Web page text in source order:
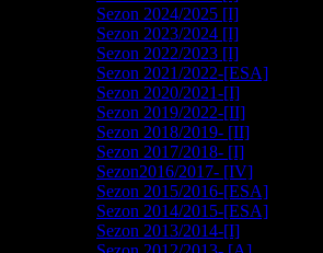
Sezon 2024/2025 [I]
Sezon 2023/2024 [I]
Sezon 2022/2023 [I]
Sezon 2021/2022-[ESA]
Sezon 2020/2021-[I]
Sezon 2019/2022-[II]
Sezon 2018/2019- [II]
Sezon 2017/2018- [I]
Sezon2016/2017- [IV]
Sezon 2015/2016-[ESA]
Sezon 2014/2015-[ESA]
Sezon 2013/2014-[I]